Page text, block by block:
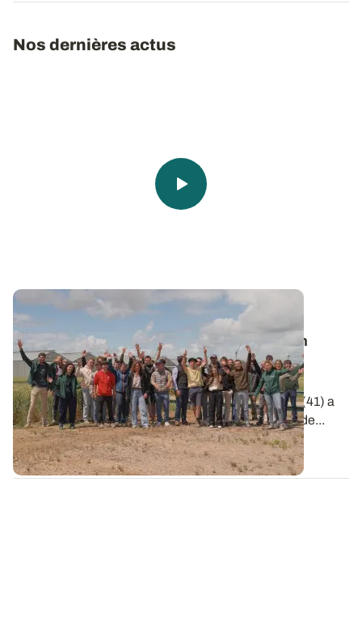
Nos dernières actus
🎬 Clap de Champs 2026 : une belle édition
placée sous le signe de l'innovation !
Le 2 juin dernier, la station de recherche et
d'expérimentation ARVALIS d'Ouzouer-le-Marché (41) a
accueilli la remise des prix de la 6e édition de Clap de...
09 JUIN 2026